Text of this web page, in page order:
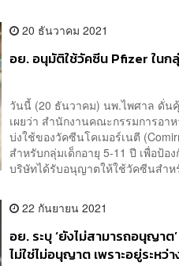
20 ธันวาคม 2021
อย. อนุมัติใช้วัคซีน Pfizer ในก
วันนี้ (20 ธันวาคม) นพ.ไพศาล ดั่น
เผยว่า สำนักงานคณะกรรมการอา
บ่งใช้ของวัคซีนโคเมอร์เนตี
สำหรับกลุ่มเด็กอายุ 5-11 ปี เพื่อป้
บริษัทได้รับอนุญาตให้ใช้วัคซีนสำห
22 กันยายน 2021
อย. ระบุ ‘ยังไม่สามารถอนุญา
ไม่ใช่ไม่อนุญาต เพราะอยู่ระหว่